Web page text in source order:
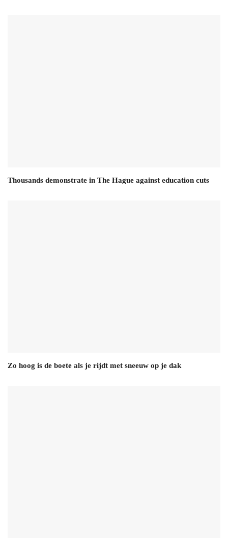
Thousands demonstrate in The Hague against education cuts
Zo hoog is de boete als je rijdt met sneeuw op je dak